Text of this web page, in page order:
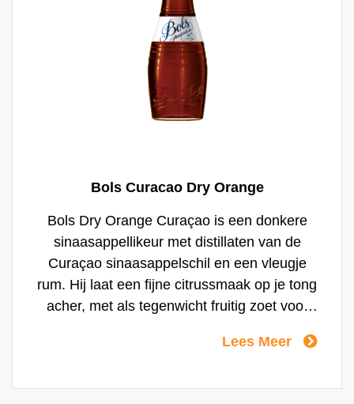
Bols Curacao Dry Orange
Bols Dry Orange Curaçao is een donkere
sinaasappellikeur met distillaten van de
Curaçao sinaasappelschil en een vleugje
rum. Hij laat een fijne citrussmaak op je tong
acher, met als tegenwicht fruitig zoet voor
overschaduwd door het succes van Triple
enige ingrediënt dat voor 's wereld meest
Lees Meer